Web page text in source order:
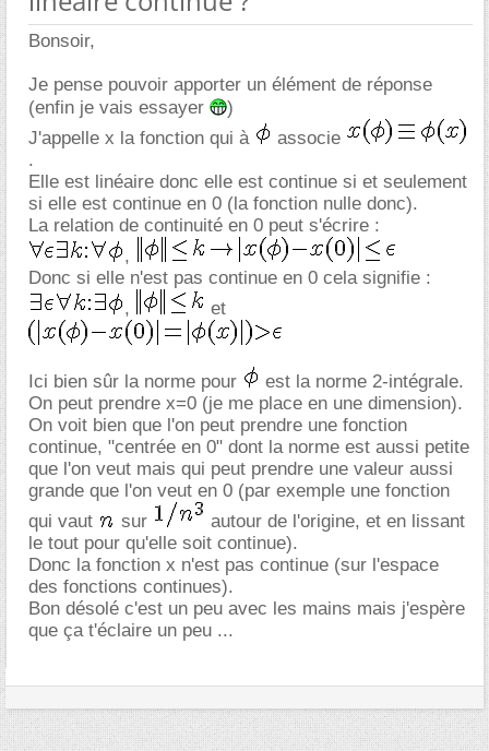
Bonsoir,
Je pense pouvoir apporter un élément de réponse
(enfin je vais essayer
)
J'appelle x la fonction qui à
associe
.
Elle est linéaire donc elle est continue si et seulement
si elle est continue en 0 (la fonction nulle donc).
La relation de continuité en 0 peut s'écrire :
,
Donc si elle n'est pas continue en 0 cela signifie :
,
et
Ici bien sûr la norme pour
est la norme 2-intégrale.
On peut prendre x=0 (je me place en une dimension).
On voit bien que l'on peut prendre une fonction
continue, "centrée en 0" dont la norme est aussi petite
que l'on veut mais qui peut prendre une valeur aussi
grande que l'on veut en 0 (par exemple une fonction
qui vaut
sur
autour de l'origine, et en lissant
le tout pour qu'elle soit continue).
Donc la fonction x n'est pas continue (sur l'espace
des fonctions continues).
Bon désolé c'est un peu avec les mains mais j'espère
que ça t'éclaire un peu ...